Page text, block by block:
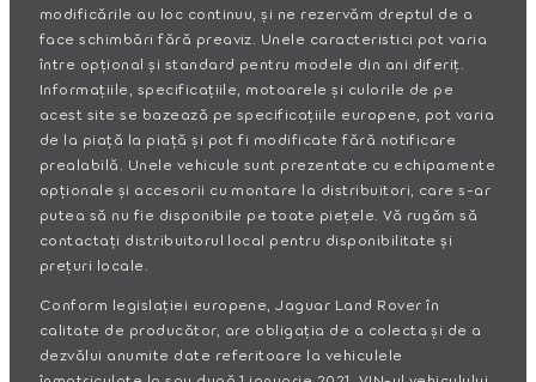
modificările au loc continuu, și ne rezervăm dreptul de a
face schimbări fără preaviz. Unele caracteristici pot varia
între opțional și standard pentru modele din ani diferiț.
Informațiile, specificațiile, motoarele și culorile de pe
acest site se bazează pe specificațiile europene, pot varia
de la piață la piață și pot fi modificate fără notificare
prealabilă. Unele vehicule sunt prezentate cu echipamente
opționale și accesorii cu montare la distribuitori, care s-ar
putea să nu fie disponibile pe toate piețele. Vă rugăm să
contactați distribuitorul local pentru disponibilitate și
prețuri locale.
Conform legislației europene, Jaguar Land Rover în
calitate de producător, are obligația de a colecta și de a
dezvălui anumite date referitoare la vehiculele